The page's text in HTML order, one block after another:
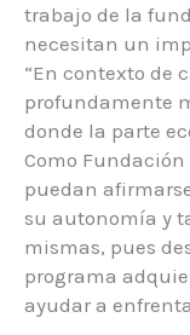
trabajo de la
necesitan un
“En contexto de
profundamente
donde la parte
Como
puedan
su autonomía y
mismas, pues
programa
ayudar a